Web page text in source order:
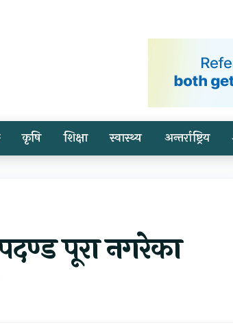
कृषि शिक्षा स्वास्थ्य अन्तर्राष्ट्रिय
पूरा नगरेका